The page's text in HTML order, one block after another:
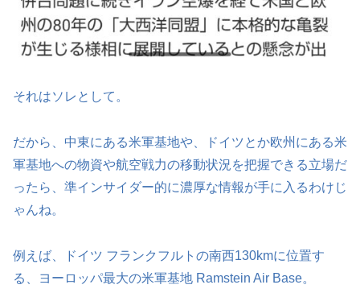
それはソレとして。
だから、中東にある米軍基地や、ドイツとか欧州にある米
軍基地への物資や航空戦力の移動状況を把握できる立場だ
ったら、準インサイダー的に濃厚な情報が手に入るわけじ
ゃんね。
例えば、ドイツ フランクフルトの南西130kmに位置す
る、ヨーロッパ最大の米軍基地 Ramstein Air Base。